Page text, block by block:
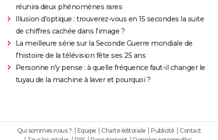
réunira deux phénomènes rares
Illusion d'optique : trouverez-vous en 15 secondes la suite
de chiffres cachée dans l'image ?
La meilleure série sur la Seconde Guerre mondiale de
l'histoire de la télévision fête ses 25 ans
Personne n'y pense : à quelle fréquence faut-il changer le
tuyau de la machine à laver et pourquoi ?
Qui sommes-nous ? Equipe Charte éditoriale Publicité
Contact